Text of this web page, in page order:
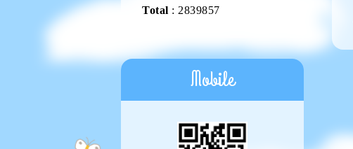
Total : 2839857
Mobile